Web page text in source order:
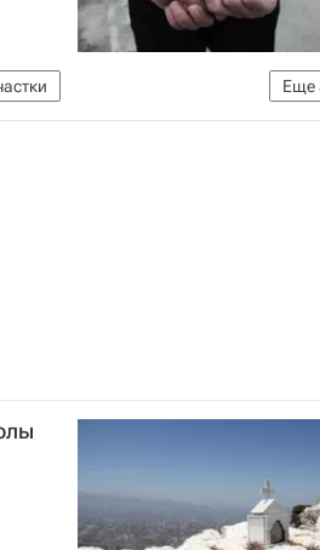
Еще
область (Подмосковье)